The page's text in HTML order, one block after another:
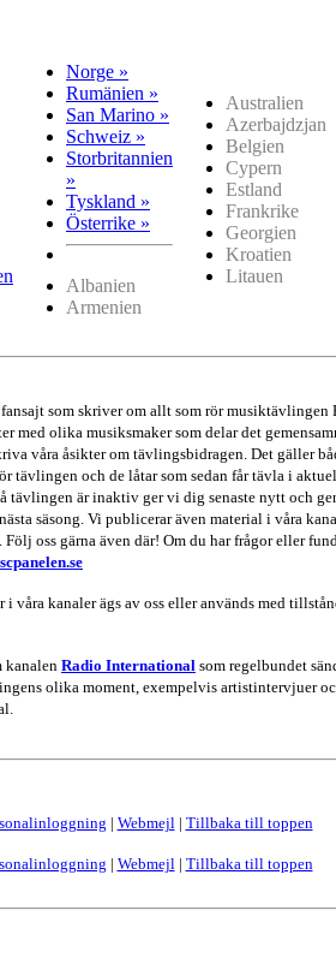
Norge »
Rumänien »
San Marino »
Schweiz »
Storbritannien
»
Tyskland »
Österrike »
Albanien
Armenien
Australien
Azerbajdzjan
Belgien
Cypern
Estland
Frankrike
Georgien
Kroatien
Litauen
som skriver om allt som rör musiktävlingen
med olika musiksmaker som delar det
våra åsikter om tävlingsbidragen. Det gäller
tävlingen och de låtar som sedan får tävla i
tävlingen är inaktiv ger vi dig senaste nytt och
säsong. Vi publicerar även material i våra
. Följ oss gärna även där! Om du har frågor eller
våra kanaler ägs av oss eller används med
kanalen Radio International som regelbundet
olika moment, exempelvis artistintervjuer
| Webmejl| Tillbaka till toppen
| Webmejl| Tillbaka till toppen